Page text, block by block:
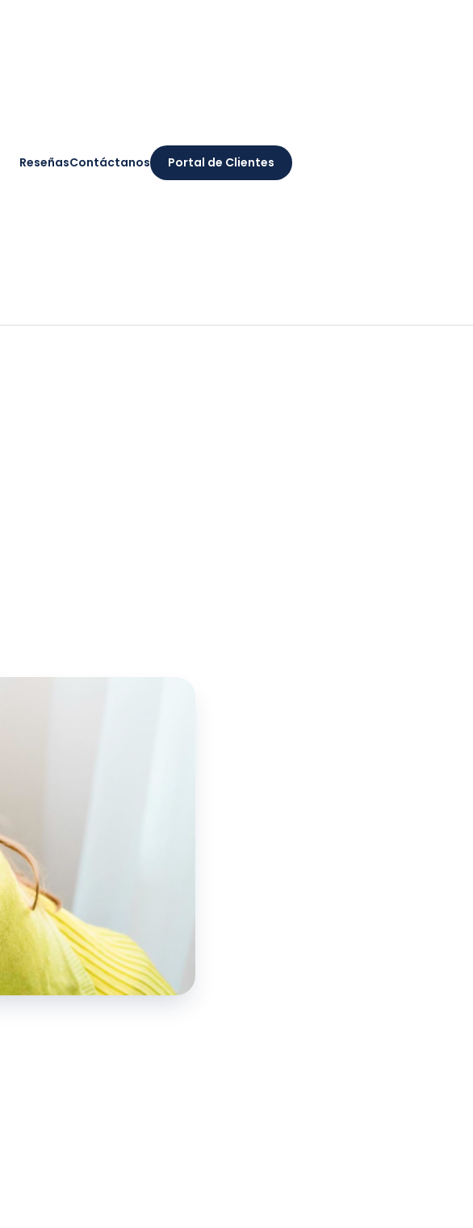
ReseñasContáctanos Portal de Clientes